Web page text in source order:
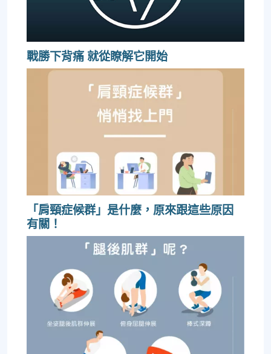
戰勝下背痛 就從瞭解它開始
「肩頸症候群」是什麼，原來跟這些原因
有關！